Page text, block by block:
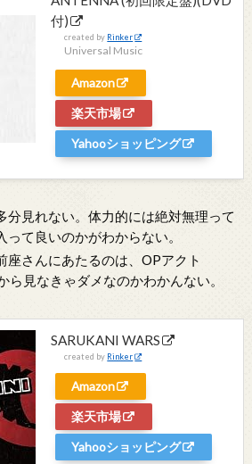
付)
created by Rinker
Universal Music
Amazon
楽天市場
Yahooショッピング
分見れない。体力的には絶対無理って
て良いのかがわからない。
座さんにあたるのは、OPアクト
ら見なきゃダメなのかわかんない。
SARUKANI WARS
created by Rinker
Amazon
楽天市場
Yahooショッピング